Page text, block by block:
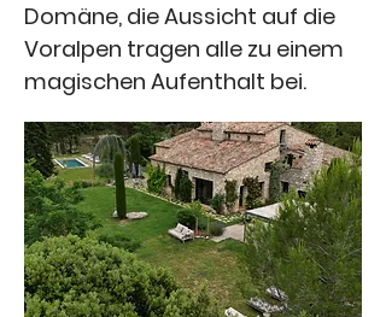
Domäne, die Aussicht auf die
Voralpen tragen alle zu einem
magischen Aufenthalt bei.